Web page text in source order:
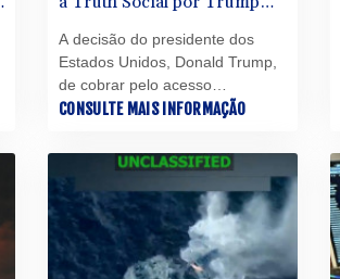
A decisão do presidente dos
Estados Unidos, Donald Trump,
de cobrar pelo acesso
antecipado às suas publicações
muitas vezes movimentam os
mercados, gera preocupação
após um ano e meio de um
governo que testemunhou um
enriquecimento sem
precedentes do mandatário e de
CONSULTE MAIS INFORMAÇÃO